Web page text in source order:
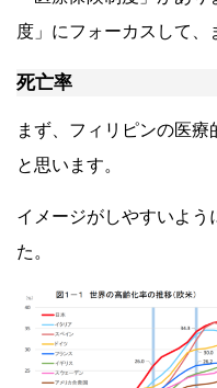
度」にフォーカスして、
死亡率
まず、フィリピンの医
と思います。
イメージがしやすいよう
た。